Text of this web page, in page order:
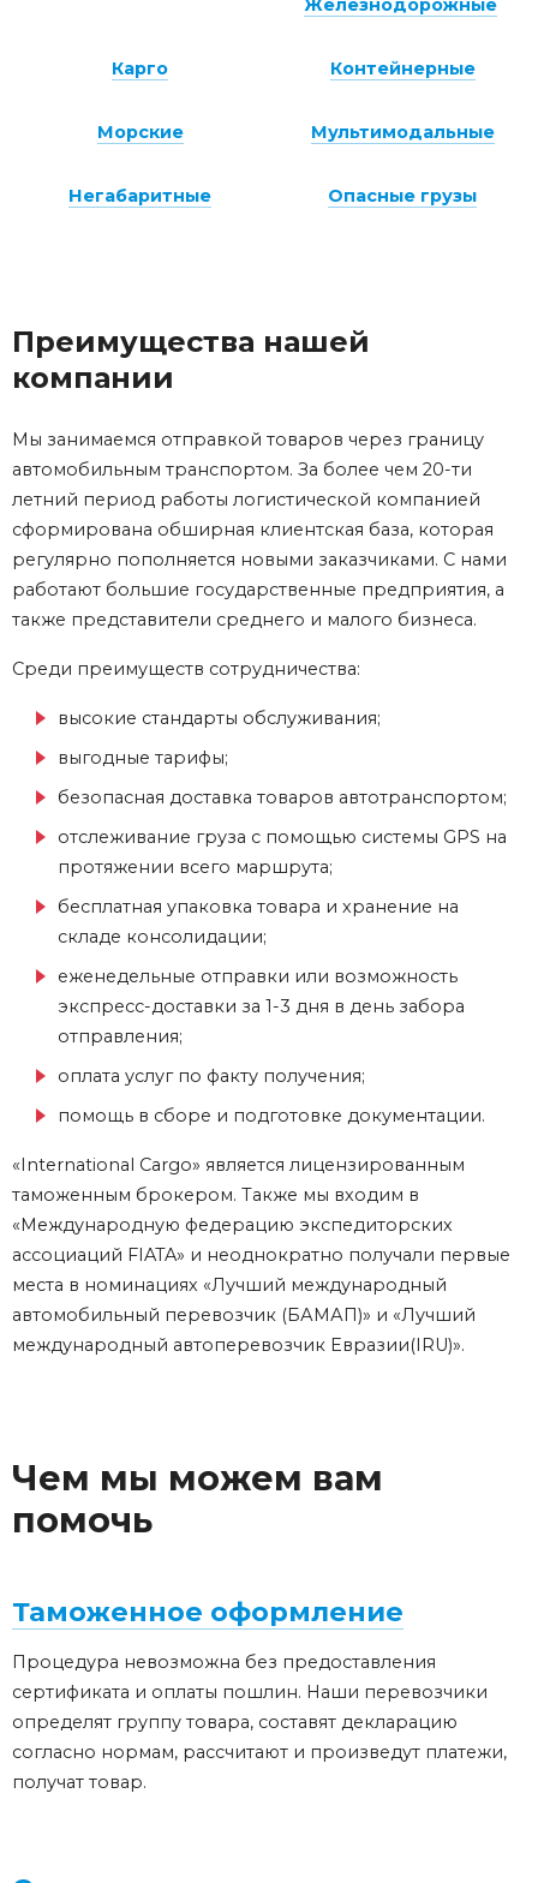
Преимущества нашей
компании
Мы занимаемся отправкой товаров через границу
автомобильным транспортом. За более чем 20-ти
летний период работы логистической компанией
сформирована обширная клиентская база, которая
регулярно пополняется новыми заказчиками. С нами
работают большие государственные предприятия, а
также представители среднего и малого бизнеса.
Среди преимуществ сотрудничества:
высокие стандарты обслуживания;
выгодные тарифы;
безопасная доставка товаров автотранспортом;
отслеживание груза с помощью системы GPS на
протяжении всего маршрута;
бесплатная упаковка товара и хранение на
складе консолидации;
еженедельные отправки или возможность
экспресс-доставки за 1-3 дня в день забора
отправления;
оплата услуг по факту получения;
помощь в сборе и подготовке документации.
«International Cargo» является лицензированным
таможенным брокером. Также мы входим в
«Международную федерацию экспедиторских
ассоциаций FIATA» и неоднократно получали первые
места в номинациях «Лучший международный
автомобильный перевозчик (БАМАП)» и «Лучший
международный автоперевозчик Евразии(IRU)».
Железнодорожные
Карго Контейнерные
Морские Мультимодальные
Негабаритные Опасные грузы
Чем мы можем вам
помочь
Таможенное оформление
Процедура невозможна без предоставления
сертификата и оплаты пошлин. Наши перевозчики
определят группу товара, составят декларацию
согласно нормам, рассчитают и произведут платежи,
получат товар.